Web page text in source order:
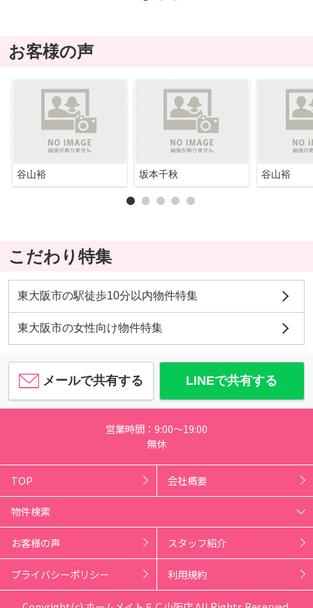
お客様の声
谷山裕 坂本千秋 谷山裕
こだわり特集
東大阪市の駅徒歩10分以内物件特集
東大阪市の女性向け物件特集
メールで共有する LINEで共有する
営業時間：9:00～19:00
無休
TOP 会社概要
物件検索
お客様の声 スタッフ紹介
プライバシーポリシー 利用規約